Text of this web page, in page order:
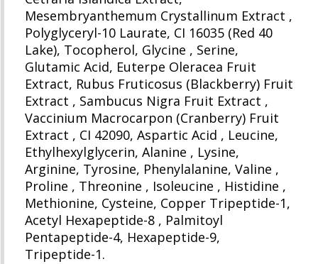
Mesembryanthemum Crystallinum Extract ,
Polyglyceryl-10 Laurate, CI 16035 (Red 40
Lake), Tocopherol, Glycine , Serine,
Glutamic Acid, Euterpe Oleracea Fruit
Extract, Rubus Fruticosus (Blackberry) Fruit
Extract , Sambucus Nigra Fruit Extract ,
Vaccinium Macrocarpon (Cranberry) Fruit
Extract , CI 42090, Aspartic Acid , Leucine,
Ethylhexylglycerin, Alanine , Lysine,
Arginine, Tyrosine, Phenylalanine, Valine ,
Proline , Threonine , Isoleucine , Histidine ,
Methionine, Cysteine, Copper Tripeptide-1,
Acetyl Hexapeptide-8 , Palmitoyl
Pentapeptide-4, Hexapeptide-9,
Tripeptide-1.